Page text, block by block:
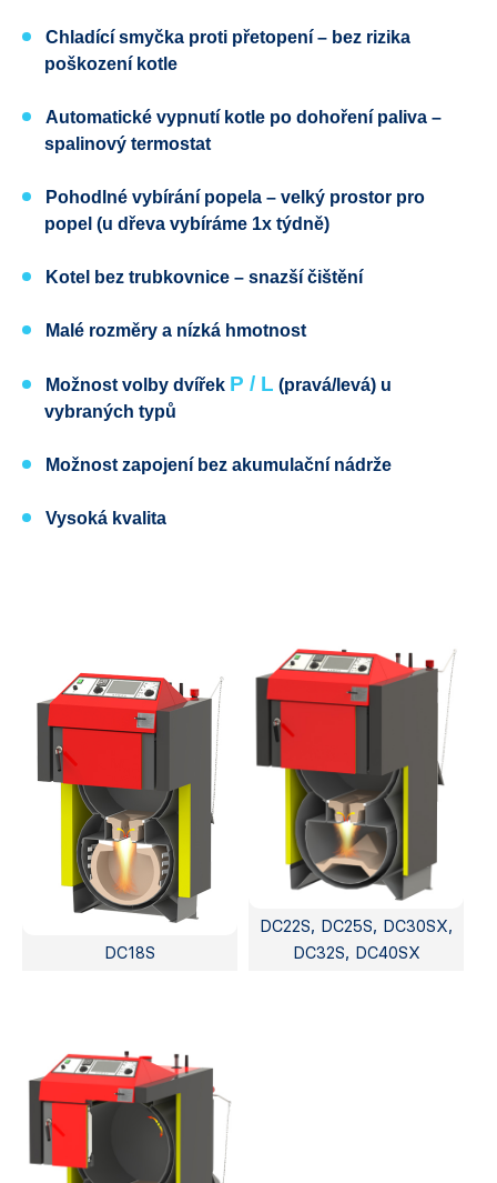
Chladící smyčka proti přetopení – bez rizika
poškození kotle
Automatické vypnutí kotle po dohoření paliva –
spalinový termostat
Pohodlné vybírání popela – velký prostor pro
popel (u dřeva vybíráme 1x týdně)
Kotel bez trubkovnice – snazší čištění
Malé rozměry a nízká hmotnost
Možnost volby dvířek P / L (pravá/levá) u
vybraných typů
Možnost zapojení bez akumulační nádrže
Vysoká kvalita
DC18S
DC22S, DC25S, DC30SX,
DC32S, DC40SX